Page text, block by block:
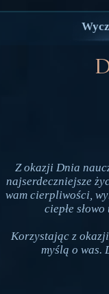
Z okazji Dnia
najserdeczniejsze
wam cierpliwości,
ciepłe
Korzystając z
myślą o was.